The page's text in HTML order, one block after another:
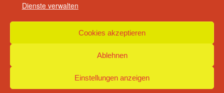
Dienste verwalten
Cookies akzeptieren
Ablehnen
Einstellungen anzeigen
Am Anger 30
15926 Luckau
+49 (0) 3544 2970